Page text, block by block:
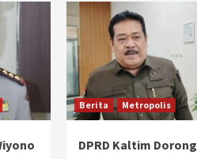
Berita Metropolis
DPRD Kaltim Dorong